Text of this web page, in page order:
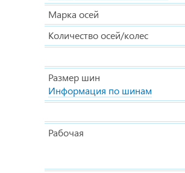
Марка осей
Количество осей/колес
Размер шин
Информация по шинам
Рабочая